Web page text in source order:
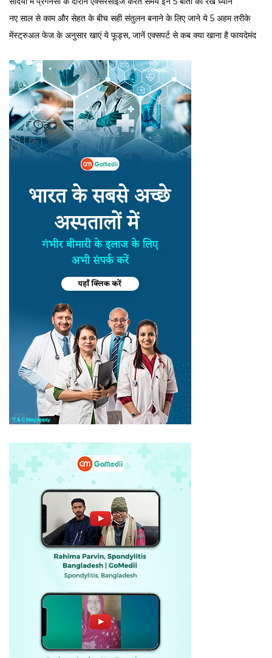
नए साल से काम और सेहत के बीच सही संतुलन बनाने के लिए जाने ये 5 अहम तरीके
मेंस्ट्रुअल फेज के अनुसार खाएं ये फूड्स, जानें एक्सपर्ट से कब क्या खाना है फायदेमंद